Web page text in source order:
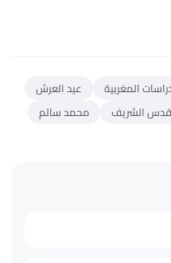
المغربية
عيد العرش
الشريف محمد سالم